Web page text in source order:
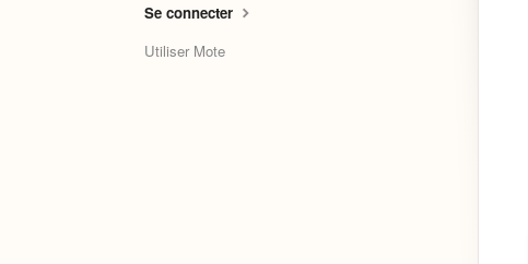
Se connecter
Utiliser Mote